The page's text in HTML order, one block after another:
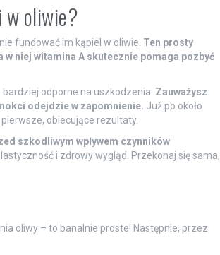
w oliwie?
fundować im kąpiel w oliwie. Ten prosty
niej witamina A skutecznie pomaga pozbyć
odporne na uszkodzenia. Zauważysz
odejdzie w zapomnienie. Już po około
obiecujące rezultaty.
szkodliwym wpływem czynników
i zdrowy wygląd. Przekonaj się sama,
oliwy – to banalnie proste! Następnie, przez